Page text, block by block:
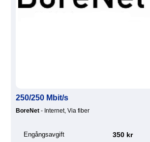
250/250 Mbit/s
BoreNet - Internet, Via fiber
Engångsavgift 350 kr